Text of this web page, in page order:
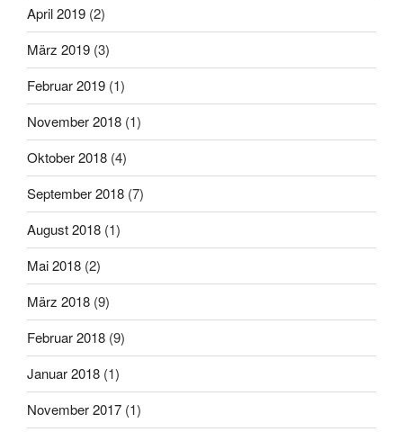
April 2019 (2)
März 2019 (3)
Februar 2019 (1)
November 2018 (1)
Oktober 2018 (4)
September 2018 (7)
August 2018 (1)
Mai 2018 (2)
März 2018 (9)
Februar 2018 (9)
Januar 2018 (1)
November 2017 (1)